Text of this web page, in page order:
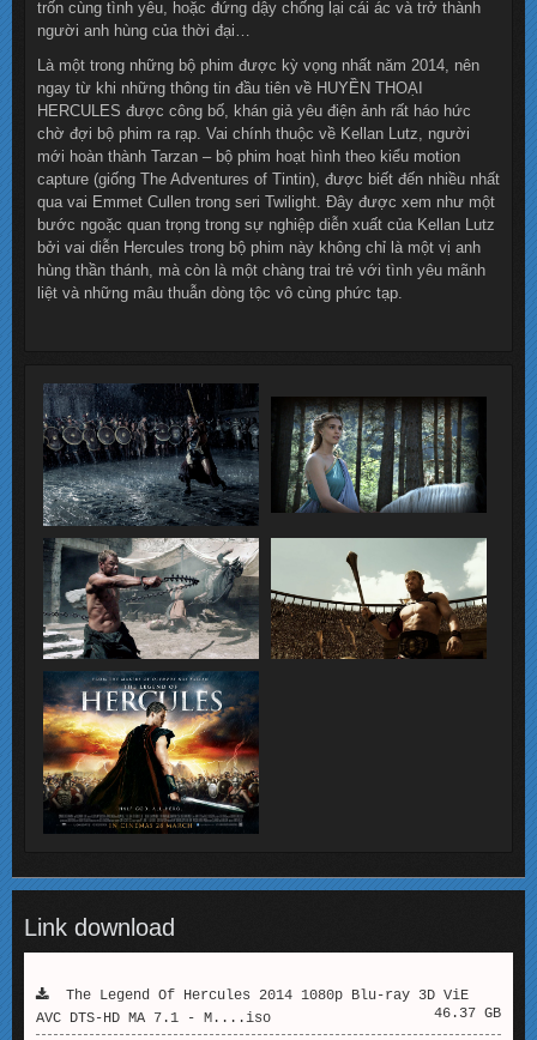
trốn cùng tình yêu, hoặc đứng dậy chống lại cái ác và trở thành
người anh hùng của thời đại…
Là một trong những bộ phim được kỳ vọng nhất năm 2014, nên
ngay từ khi những thông tin đầu tiên về HUYỀN THOẠI
HERCULES được công bố, khán giả yêu điện ảnh rất háo hức
chờ đợi bộ phim ra rạp. Vai chính thuộc về Kellan Lutz, người
mới hoàn thành Tarzan – bộ phim hoạt hình theo kiểu motion
capture (giống The Adventures of Tintin), được biết đến nhiều nhất
qua vai Emmet Cullen trong seri Twilight. Đây được xem như một
bước ngoặc quan trọng trong sự nghiệp diễn xuất của Kellan Lutz
bởi vai diễn Hercules trong bộ phim này không chỉ là một vị anh
hùng thần thánh, mà còn là một chàng trai trẻ với tình yêu mãnh
liệt và những mâu thuẫn dòng tộc vô cùng phức tạp.
Link download
The Legend Of Hercules 2014 1080p Blu-ray 3D ViE
AVC DTS-HD MA 7.1 - M....iso
46.37 GB